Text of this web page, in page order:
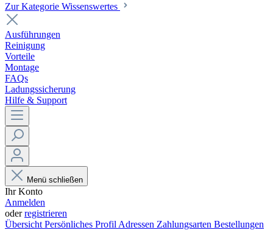
Zur Kategorie Wissenswertes
Ausführungen
Reinigung
Vorteile
Montage
FAQs
Ladungssicherung
Hilfe & Support
Menü schließen
Ihr Konto
Anmelden
oderregistrieren
Übersicht Persönliches Profil Adressen Zahlungsarten Bestellungen